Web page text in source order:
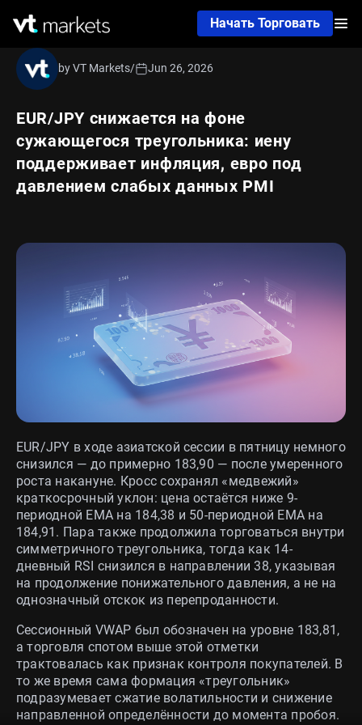
Начать Торговать
EUR/JPY снижается на фоне
сужающегося треугольника: иену
поддерживает инфляция, евро под
давлением слабых данных PMI
by VT Markets/ Jun 26, 2026
EUR/JPY в ходе азиатской сессии в пятницу немного
снизился — до примерно 183,90 — после умеренного
роста накануне. Кросс сохранял «медвежий»
краткосрочный уклон: цена остаётся ниже 9-
периодной EMA на 184,38 и 50-периодной EMA на
184,91. Пара также продолжила торговаться внутри
симметричного треугольника, тогда как 14-
дневный RSI снизился в направлении 38, указывая
на продолжение понижательного давления, а не на
однозначный отскок из перепроданности.
Сессионный VWAP был обозначен на уровне 183,81,
а торговля спотом выше этой отметки
трактовалась как признак контроля покупателей. В
то же время сама формация «треугольник»
подразумевает сжатие волатильности и снижение
направленной определённости до момента пробоя.